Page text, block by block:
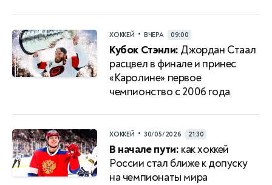
ХОККЕЙ • ВЧЕРА 09:00
Кубок Стэнли: Джордан Стаал
расцвел в финале и принес
«Каролине» первое
чемпионство с 2006 года
ХОККЕЙ • 30/05/2026 21:30
В начале пути: как хоккей
России стал ближе к допуску
на чемпионаты мира